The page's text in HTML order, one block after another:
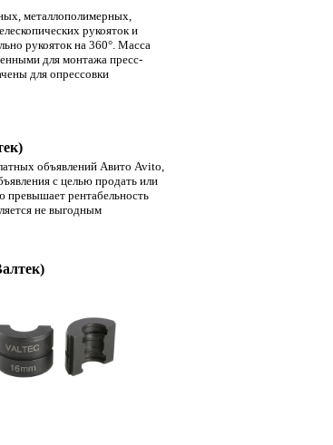
металлополимерных,
рукояток и
рукояток на 360°. Масса
для монтажа пресс-
для опрессовки
объявлений Авито Avito,
с целью продать или
превышает рентабельность
не выгодным